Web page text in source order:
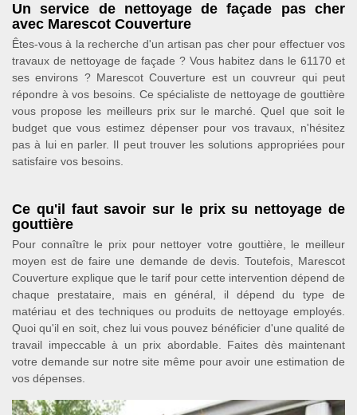
Un service de nettoyage de façade pas cher
avec Marescot Couverture
Êtes-vous à la recherche d'un artisan pas cher pour effectuer vos
travaux de nettoyage de façade ? Vous habitez dans le 61170 et
ses environs ? Marescot Couverture est un couvreur qui peut
répondre à vos besoins. Ce spécialiste de nettoyage de gouttière
vous propose les meilleurs prix sur le marché. Quel que soit le
budget que vous estimez dépenser pour vos travaux, n'hésitez
pas à lui en parler. Il peut trouver les solutions appropriées pour
satisfaire vos besoins.
Ce qu'il faut savoir sur le prix su nettoyage de
gouttière
Pour connaître le prix pour nettoyer votre gouttière, le meilleur
moyen est de faire une demande de devis. Toutefois, Marescot
Couverture explique que le tarif pour cette intervention dépend de
chaque prestataire, mais en général, il dépend du type de
matériau et des techniques ou produits de nettoyage employés.
Quoi qu'il en soit, chez lui vous pouvez bénéficier d'une qualité de
travail impeccable à un prix abordable. Faites dès maintenant
votre demande sur notre site même pour avoir une estimation de
vos dépenses.